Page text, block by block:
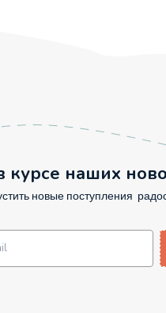
курсе наших
новые поступления